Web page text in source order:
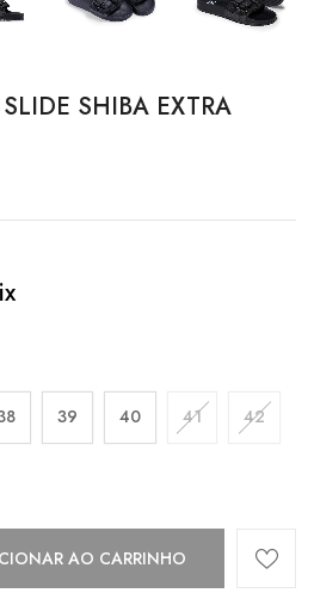
SHIBA EXTRA
39 40 41 42
AO CARRINHO